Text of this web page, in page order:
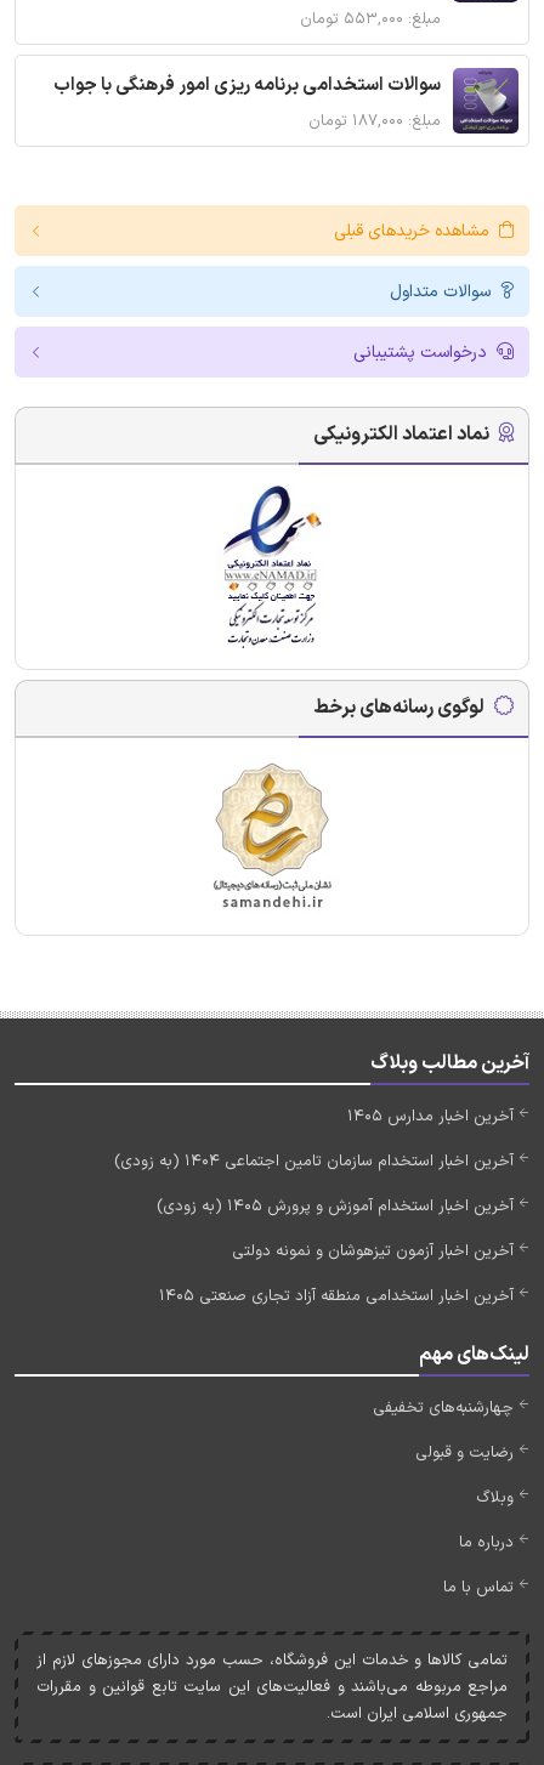
مبلغ: ۵۵۳,۰۰۰ تومان
سوالات استخدامی برنامه ریزی امور فرهنگی با جواب
مبلغ: ۱۸۷,۰۰۰ تومان
مشاهده خریدهای قبلی
سوالات متداول
درخواست پشتیبانی
نماد اعتماد الکترونیکی
لوگوی رسانه‌های برخط
آخرین مطالب وبلاگ
آخرین اخبار مدارس 1405
آخرین اخبار استخدام سازمان تامین اجتماعی 1404 (به زودی)
آخرین اخبار استخدام آموزش و پرورش 1405 (به زودی)
آخرین اخبار آزمون تیزهوشان و نمونه دولتی
آخرین اخبار استخدامی منطقه آزاد تجاری صنعتی 1405
لینک‌های مهم
چهارشنبه‌های تخفیفی
رضایت و قبولی
وبلاگ
درباره ما
تماس با ما
تمامی کالاها و خدمات اين فروشگاه، حسب مورد دارای مجوزهای لازم از
مراجع مربوطه می‌باشند و فعاليت‌های اين سايت تابع قوانين و مقررات
جمهوری اسلامی ايران است.